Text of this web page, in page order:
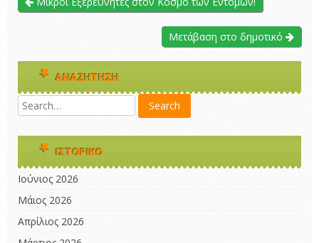
Μετάβαση στο δημοτικό
ΑΝΑΖΉΤΗΣΗ
ΙΣΤΟΡΙΚΌ
Ιούνιος 2026
Μάιος 2026
Απρίλιος 2026